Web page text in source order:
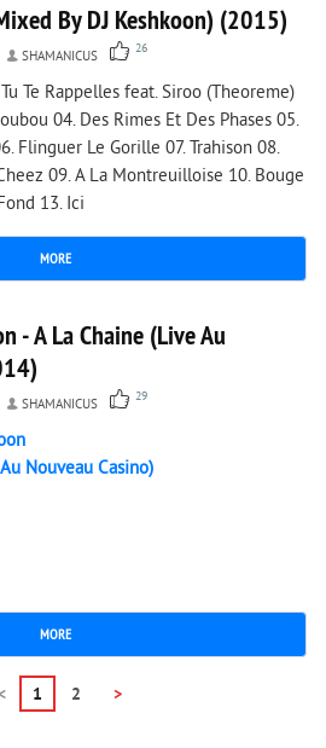
By DJ Keshkoon) (2015)
SHAMANICUS 26
Te Rappelles feat. Siroo (Theoreme)
04. Des Rimes Et Des Phases 05.
Flinguer Le Gorille 07. Trahison 08.
09. A La Montreuilloise 10. Bouge
13. Ici
MORE
- A La Chaine (Live Au
SHAMANICUS 29
Nouveau Casino)
MORE
1 2 >